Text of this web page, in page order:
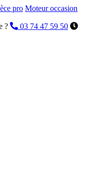
pro Moteur occasion
?
03 74 47 59 50